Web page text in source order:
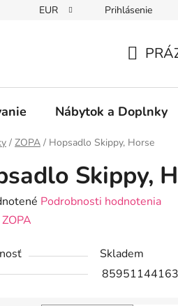
EUR Prihlásenie
KOŠÍK
Nábytok a Doplnky
/ ZOPA / Hopsadlo Skippy, Horse
Skippy,
Podrobnosti hodnotenia
ZOPA
Skladem